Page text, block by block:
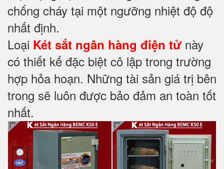
chống cháy tại một ngưỡng nhiệt độ độ
nhất định.
Loại Két sắt ngân hàng điện tử này
có thiết kế đặc biệt cô lập trong trường
hợp hỏa hoạn. Những tài sản giá trị bên
trong sẽ luôn được bảo đảm an toàn tốt
nhất.